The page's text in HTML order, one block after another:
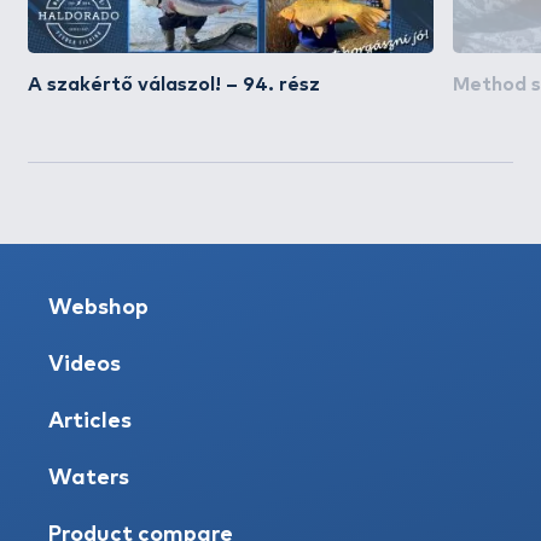
A szakértő válaszol! – 94. rész Method
Webshop
Videos
Articles
Waters
Product compare